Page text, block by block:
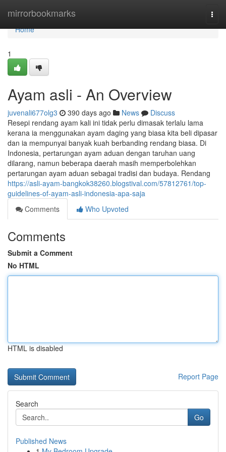
mirrorbookmarks
Home
Home
1
Ayam asli - An Overview
juvenali677olg3 390 days ago News
Discuss
Resepi rendang ayam kali ini tidak perlu dimasak terlalu lama
kerana ia menggunakan ayam daging yang biasa kita beli dipasar
dan ia mempunyai banyak kuah berbanding rendang biasa. Di
Indonesia, pertarungan ayam aduan dengan taruhan uang
dilarang, namun beberapa daerah masih memperbolehkan
pertarungan ayam aduan sebagai tradisi dan budaya. Rendang
https://asli-ayam-bangkok38260.blogstival.com/57812761/top-
guidelines-of-ayam-asli-indonesia-apa-saja
Comments
Who Upvoted
Comments
Submit a Comment
No HTML
HTML is disabled
Report Page
Search
Go
Published News